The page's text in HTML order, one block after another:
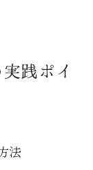
践ポイ
法